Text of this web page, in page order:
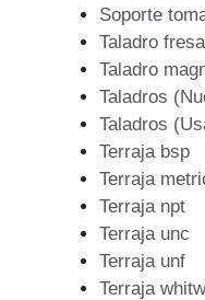
Soporte
Taladro
Taladro
Taladros
Taladros
Terraja bsp
Terraja
Terraja npt
Terraja unc
Terraja unf
Terraja